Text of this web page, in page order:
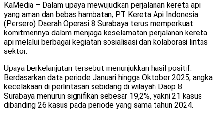
KaMedia – Dalam upaya mewujudkan perjalanan kereta api
yang aman dan bebas hambatan, PT Kereta Api Indonesia
(Persero) Daerah Operasi 8 Surabaya terus memperkuat
komitmennya dalam menjaga keselamatan perjalanan kereta
api melalui berbagai kegiatan sosialisasi dan kolaborasi lintas
sektor.
Upaya berkelanjutan tersebut menunjukkan hasil positif.
Berdasarkan data periode Januari hingga Oktober 2025, angka
kecelakaan di perlintasan sebidang di wilayah Daop 8
Surabaya menurun signifikan sebesar 19,2%, yakni 21 kasus
dibanding 26 kasus pada periode yang sama tahun 2024.